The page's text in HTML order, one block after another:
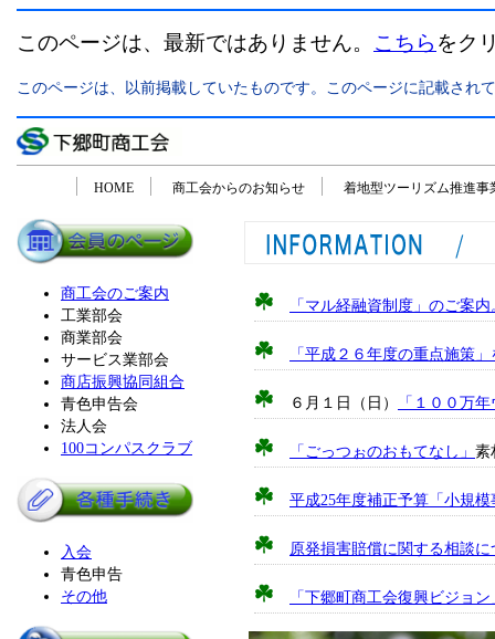
このページは、最新ではありません。 こちら をク
このページは、以前掲載していたものです。このページに記載され
HOME 商工会からのお知らせ 着地型ツーリズム推進事
「マル経融資制度」のご案内
「平成２６年度の重点施策
６月１日（日） 「１００万
「ごっつぉのおもてなし」 素
平成25年度補正予算「小規
原発損害賠償に関する相談に
「下郷町商工会復興ビジョ
商工会のご案内
工業部会
商業部会
サービス業部会
商店振興協同組合
青色申告会
法人会
100コンパスクラブ
入会
青色申告
その他